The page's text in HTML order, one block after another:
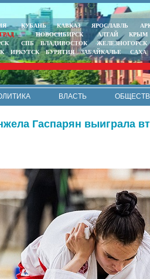
КУБАНЬ КАВКАЗ ЯРОСЛАВЛЬ
НОВОСИБИРСК АЛТАЙ КРЫМ
СПБ ВЛАДИВОСТОК ЖЕЛЕЗНОГОРСК
ИРКУТСК БУРЯТИЯ ЗАБАЙКАЛЬЕ САХА
ВЛАСТЬ
Гаспарян выиграла